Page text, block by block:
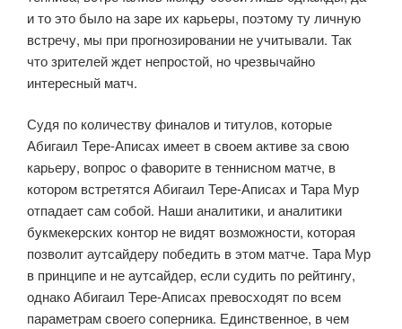
и то это было на заре их карьеры, поэтому ту личную
встречу, мы при прогнозировании не учитывали. Так
что зрителей ждет непростой, но чрезвычайно
интересный матч.
Судя по количеству финалов и титулов, которые
Абигаил Тере-Аписах имеет в своем активе за свою
карьеру, вопрос о фаворите в теннисном матче, в
котором встретятся Абигаил Тере-Аписах и Тара Мур
отпадает сам собой. Наши аналитики, и аналитики
букмекерских контор не видят возможности, которая
позволит аутсайдеру победить в этом матче. Тара Мур
в принципе и не аутсайдер, если судить по рейтингу,
однако Абигаил Тере-Аписах превосходят по всем
параметрам своего соперника. Единственное, в чем